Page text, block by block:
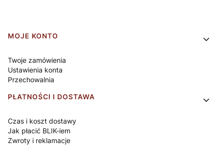
Linki w stopce
MOJE KONTO
Twoje zamówienia
Ustawienia konta
Przechowalnia
PŁATNOŚCI I DOSTAWA
Czas i koszt dostawy
Jak płacić BLIK-iem
Zwroty i reklamacje